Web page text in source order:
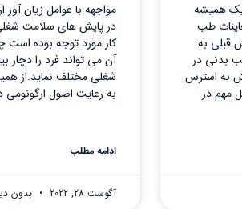
همیشه
طب
قبلی به
بدنی در
به استرس
مهم در
مواجهه با عوامل زیان
در پایش های سلامت
کار مورد توجه بوده است
آن می تواند فرد را دچار
شغلی مختلف نماید.از
به رعایت اصول ارگونومی
ادامه مطلب
آگوست 28, 2022 بدون